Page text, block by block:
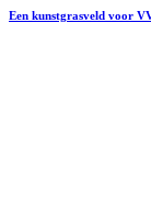
Een kunstgrasveld voor